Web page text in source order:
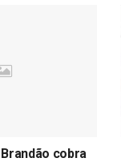
cobra